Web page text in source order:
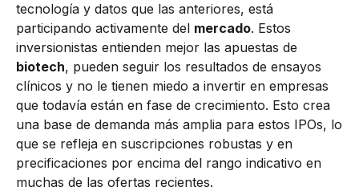
tecnología y datos que las anteriores, está
participando activamente del mercado. Estos
inversionistas entienden mejor las apuestas de
biotech, pueden seguir los resultados de ensayos
clínicos y no le tienen miedo a invertir en empresas
que todavía están en fase de crecimiento. Esto crea
una base de demanda más amplia para estos IPOs, lo
que se refleja en suscripciones robustas y en
precificaciones por encima del rango indicativo en
muchas de las ofertas recientes.